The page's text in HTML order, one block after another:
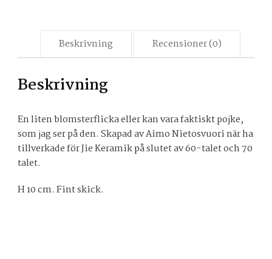
Beskrivning Recensioner (0)
Beskrivning
En liten blomsterflicka eller kan vara faktiskt pojke,
som jag ser på den. Skapad av Aimo Nietosvuori när ha
tillverkade för Jie Keramik på slutet av 60-talet och 70
talet.
H 10 cm. Fint skick.